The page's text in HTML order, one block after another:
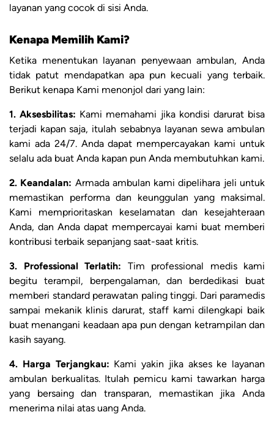
layanan yang cocok di sisi Anda.
Kenapa Memilih Kami?
Ketika menentukan layanan penyewaan ambulan, Anda
tidak patut mendapatkan apa pun kecuali yang terbaik.
Berikut kenapa Kami menonjol dari yang lain:
1. Aksesbilitas: Kami memahami jika kondisi darurat bisa
terjadi kapan saja, itulah sebabnya layanan sewa ambulan
kami ada 24/7. Anda dapat mempercayakan kami untuk
selalu ada buat Anda kapan pun Anda membutuhkan kami.
2. Keandalan: Armada ambulan kami dipelihara jeli untuk
memastikan performa dan keunggulan yang maksimal.
Kami memprioritaskan keselamatan dan kesejahteraan
Anda, dan Anda dapat mempercayai kami buat memberi
kontribusi terbaik sepanjang saat-saat kritis.
3. Professional Terlatih: Tim professional medis kami
begitu terampil, berpengalaman, dan berdedikasi buat
memberi standard perawatan paling tinggi. Dari paramedis
sampai mekanik klinis darurat, staff kami dilengkapi baik
buat menangani keadaan apa pun dengan ketrampilan dan
kasih sayang.
4. Harga Terjangkau: Kami yakin jika akses ke layanan
ambulan berkualitas. Itulah pemicu kami tawarkan harga
yang bersaing dan transparan, memastikan jika Anda
menerima nilai atas uang Anda.